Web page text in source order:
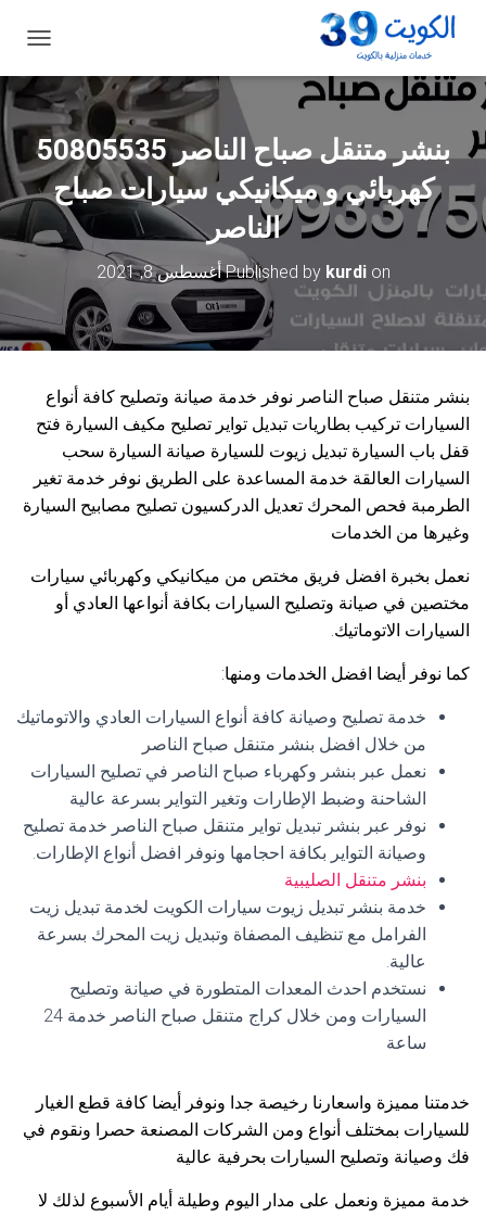
ب
د
ي
ل
ا
ل
ت
ن
ق
بنشر متنقل صباح الناصر 50805535‬
كهربائي و ميكانيكي سيارات صباح
الناصر
Published by kurdion أغسطس 8, 2021
بنشر متنقل صباح الناصر نوفر خدمة صيانة وتصليح كافة أنواع
السيارات تركيب بطاريات تبديل تواير تصليح مكيف السيارة فتح
قفل باب السيارة تبديل زيوت للسيارة صيانة السيارة سحب
السيارات العالقة خدمة المساعدة على الطريق نوفر خدمة تغير
الطرمبة فحص المحرك تعديل الدركسيون تصليح مصابيح السيارة
وغيرها من الخدمات
نعمل بخبرة افضل فريق مختص من ميكانيكي وكهربائي سيارات
مختصين في صيانة وتصليح السيارات بكافة أنواعها العادي أو
السيارات الاتوماتيك.
كما نوفر أيضا افضل الخدمات ومنها:
خدمة تصليح وصيانة كافة أنواع السيارات العادي والاتوماتيك
من خلال افضل بنشر متنقل صباح الناصر
نعمل عبر بنشر وكهرباء صباح الناصر في تصليح السيارات
الشاحنة وضبط الإطارات وتغير التواير بسرعة عالية
نوفر عبر بنشر تبديل تواير متنقل صباح الناصر خدمة تصليح
وصيانة التواير بكافة احجامها ونوفر افضل أنواع الإطارات.
بنشر متنقل الصليبية
خدمة بنشر تبديل زيوت سيارات الكويت لخدمة تبديل زيت
الفرامل مع تنظيف المصفاة وتبديل زيت المحرك بسرعة
عالية.
نستخدم احدث المعدات المتطورة في صيانة وتصليح
السيارات ومن خلال كراج متنقل صباح الناصر خدمة 24
ساعة
خدمتنا مميزة واسعارنا رخيصة جدا ونوفر أيضا كافة قطع الغيار
للسيارات بمختلف أنواع ومن الشركات المصنعة حصرا ونقوم في
فك وصيانة وتصليح السيارات بحرفية عالية
خدمة مميزة ونعمل على مدار اليوم وطيلة أيام الأسبوع لذلك لا